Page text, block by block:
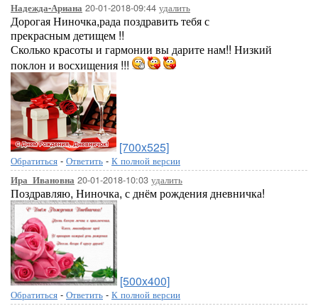
Надежда-Ариана 20-01-2018-09:44 удалить
Дорогая Ниночка,рада поздравить тебя с
прекрасным детищем !!
Сколько красоты и гармонии вы дарите нам!! Низкий
поклон и восхищения !!!
[700x525]
Обратиться - Ответить - К полной версии
Ира_Ивановна 20-01-2018-10:03 удалить
Поздравляю, Ниночка, с днём рождения дневничка!
[500x400]
Обратиться - Ответить - К полной версии